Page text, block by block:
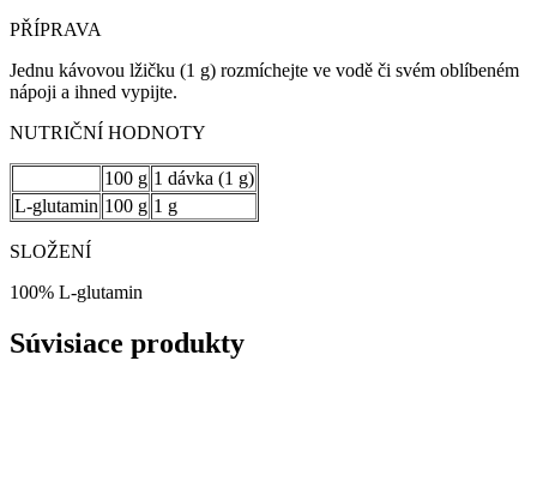
PŘÍPRAVA
Jednu kávovou lžičku (1 g) rozmíchejte ve vodě či svém oblíbeném
nápoji a ihned vypijte.
NUTRIČNÍ HODNOTY
100 g 1 dávka (1 g)
L-glutamin 100 g 1 g
SLOŽENÍ
100% L-glutamin
Súvisiace produkty